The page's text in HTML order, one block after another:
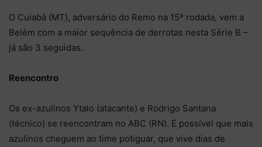
O Cuiabá (MT), adversário do Remo na 15ª rodada, vem a
Belém com a maior sequência de derrotas nesta Série B –
já são 3 seguidas.
Reencontro
Os ex-azulinos Ytalo (atacante) e Rodrigo Santana
(técnico) se reencontram no ABC (RN). É possível que mais
azulinos cheguem ao time potiguar, que vive dias de